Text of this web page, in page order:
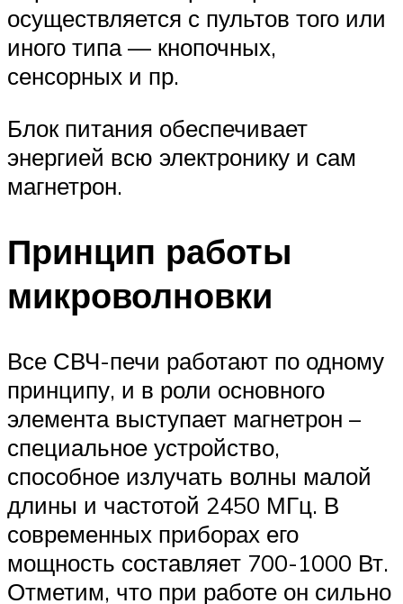
осуществляется с пультов того или
иного типа — кнопочных,
сенсорных и пр.
Блок питания обеспечивает
энергией всю электронику и сам
магнетрон.
Принцип работы
микроволновки
Все СВЧ-печи работают по одному
принципу, и в роли основного
элемента выступает магнетрон –
специальное устройство,
способное излучать волны малой
длины и частотой 2450 МГц. В
современных приборах его
мощность составляет 700-1000 Вт.
Отметим, что при работе он сильно